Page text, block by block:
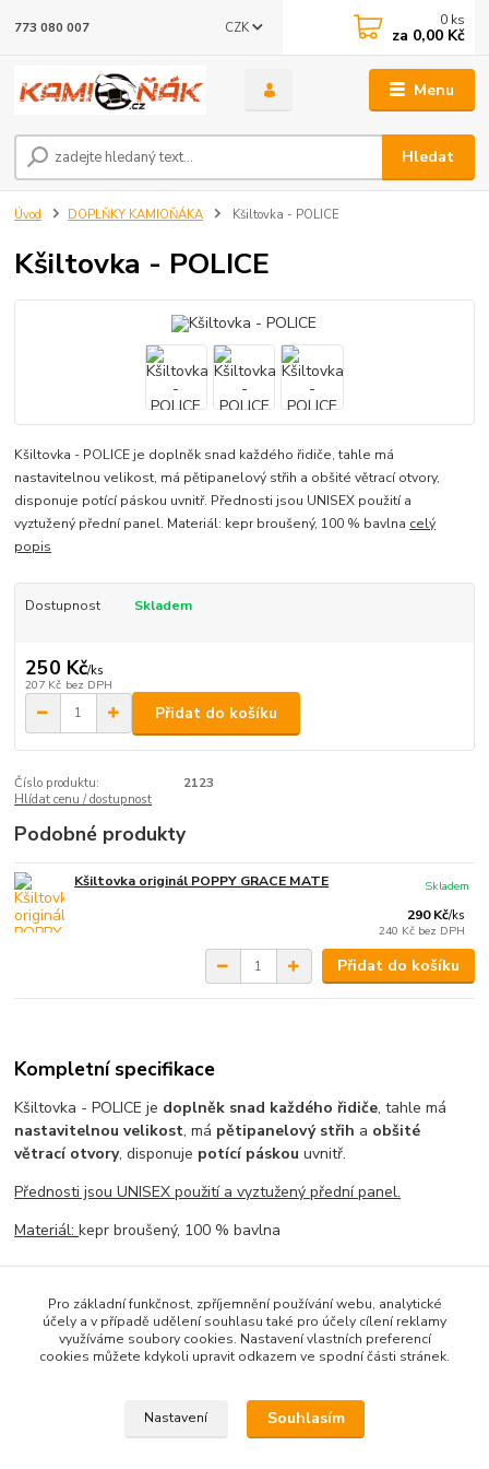
Menu
CZK
Hledat
773 080 007 0 ks
za 0,00 Kč
Úvod DOPLŇKY KAMIOŇÁKA Kšiltovka - POLICE
Kšiltovka - POLICE
Kšiltovka - POLICE je doplněk snad každého řidiče, tahle má
nastavitelnou velikost, má pětipanelový střih a obšité větrací otvory,
disponuje potící páskou uvnitř. Přednosti jsou UNISEX použití a
vyztužený přední panel. Materiál: kepr broušený, 100 % bavlna celý
popis
Dostupnost Skladem
250 Kč/ks
207 Kč bez DPH
Přidat do košíku
Číslo produktu:
2123
Hlídat cenu / dostupnost
Podobné produkty
Kšiltovka originál POPPY GRACE MATE
290 Kč/ks
240 Kč bez DPH
Skladem
Přidat do košíku
Kompletní specifikace
Kšiltovka - POLICE je doplněk snad každého řidiče, tahle má
nastavitelnou velikost, má pětipanelový střih a obšité
větrací otvory, disponuje potící páskouuvnitř.
Přednosti jsou UNISEX použití a vyztužený přední panel.
Materiál:kepr broušený, 100 % bavlna
Zboží zařazeno v kategoriích
DOPLŇKY KAMIOŇÁKA
Pro základní funkčnost, zpříjemnění používání webu, analytické
účely a v případě udělení souhlasu také pro účely cílení reklamy
využíváme soubory cookies. Nastavení vlastních preferencí
cookies můžete kdykoli upravit odkazem ve spodní části stránek.
Nastavení Souhlasím